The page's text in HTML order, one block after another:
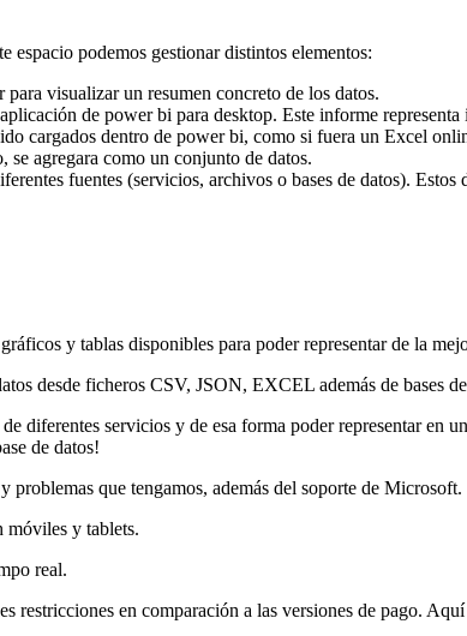
espacio podemos gestionar distintos elementos:
visualizar un resumen concreto de los datos.
de power bi para desktop. Este informe
cargados dentro de power bi, como si fuera un Excel
agregara como un conjunto de datos.
fuentes (servicios, archivos o bases de datos).
y tablas disponibles para poder representar de la
desde ficheros CSV, JSON, EXCEL además de
diferentes servicios y de esa forma poder representar en
de datos!
problemas que tengamos, además del soporte de Microsoft.
móviles y tablets.
real.
restricciones en comparación a las versiones de pago.